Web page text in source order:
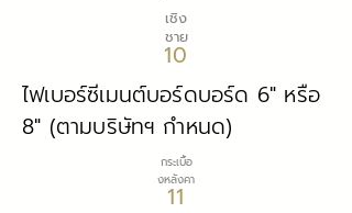
เชิง
ชาย
10
ไฟเบอร์ซีเมนต์บอร์ดบอร์ด 6" หรือ
8" (ตามบริษัทฯ กำหนด)
กระเบื้อ
งหลังคา
11